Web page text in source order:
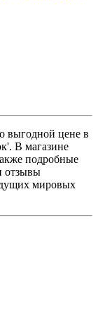
выгодной цене в
В магазине
подробные
отзывы
мировых